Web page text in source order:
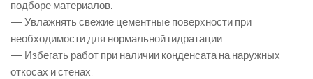
подборе материалов.
— Увлажнять свежие цементные поверхности при
необходимости для нормальной гидратации.
— Избегать работ при наличии конденсата на наружных
откосах и стенах.